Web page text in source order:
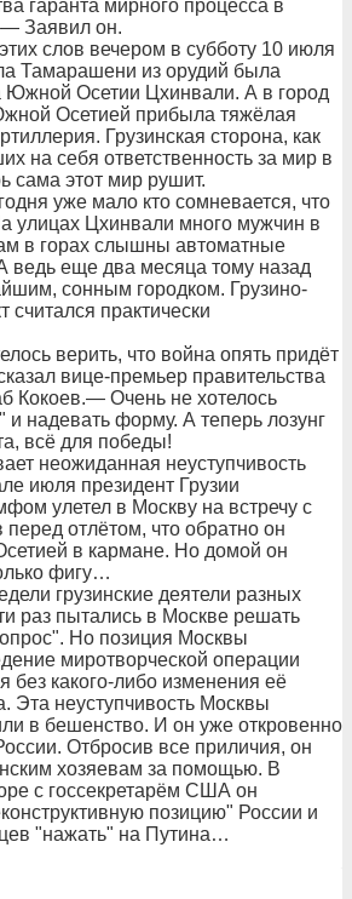
гаранта мирного процесса в
— Заявил он.
слов вечером в субботу 10 июля
Тамарашени из орудий была
Южной Осетии Цхинвали. А в город
Осетией прибыла тяжёлая
Грузинская сторона, как
на себя ответственность за мир в
сама этот мир рушит.
уже мало кто сомневается, что
улицах Цхинвали много мужчин в
в горах слышны автоматные
ведь еще два месяца тому назад
сонным городком. Грузино-
считался практически
верить, что война опять придёт
вице-премьер правительства
Кокоев.— Очень не хотелось
и надевать форму. А теперь лозунг
всё для победы!
неожиданная неуступчивость
июля президент Грузии
улетел в Москву на встречу с
отлётом, что обратно он
в кармане. Но домой он
фигу…
грузинские деятели разных
раз пытались в Москве решать
Но позиция Москвы
миротворческой операции
без какого-либо изменения её
Эта неуступчивость Москвы
в бешенство. И он уже откровенно
Отбросив все приличия, он
хозяевам за помощью. В
с госсекретарём США он
позицию" России и
"нажать" на Путина…